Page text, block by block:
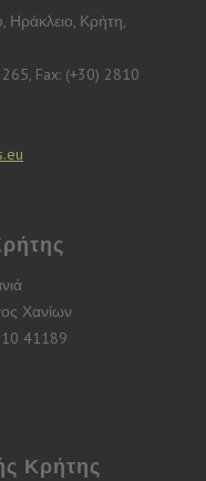
Κρήτη,
Fax: (+30) 2810
Χανίων
41189
Κρήτης